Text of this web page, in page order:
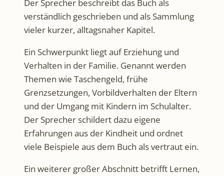
Der Sprecher beschreibt das Buch als
verständlich geschrieben und als Sammlung
vieler kurzer, alltagsnaher Kapitel.
Ein Schwerpunkt liegt auf Erziehung und
Verhalten in der Familie. Genannt werden
Themen wie Taschengeld, frühe
Grenzsetzungen, Vorbildverhalten der Eltern
und der Umgang mit Kindern im Schulalter.
Der Sprecher schildert dazu eigene
Erfahrungen aus der Kindheit und ordnet
viele Beispiele aus dem Buch als vertraut ein.
Ein weiterer großer Abschnitt betrifft Lernen,